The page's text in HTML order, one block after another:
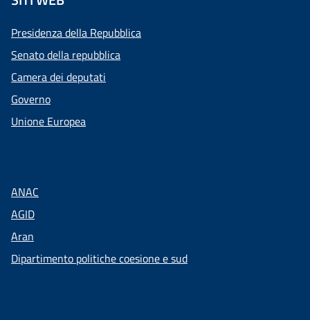
Presidenza della Repubblica
Senato della repubblica
Camera dei deputati
Governo
Unione Europea
ANAC
AGID
Aran
Dipartimento politiche coesione e sud